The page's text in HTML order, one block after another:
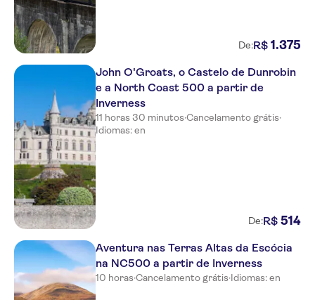
De:R$ 1 .375
John O'Groats, o Castelo de Dunrobin
e a North Coast 500 a partir de
Inverness
11 horas 30 minutos·Cancelamento grátis·
Idiomas: en
De:R$ 514
Aventura nas Terras Altas da Escócia
na NC500 a partir de Inverness
10 horas·Cancelamento grátis·Idiomas: en